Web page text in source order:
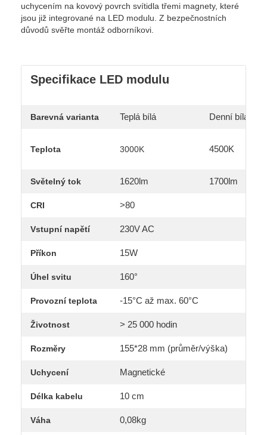
uchycením na kovový povrch svítidla třemi magnety, které
jsou již integrované na LED modulu. Z bezpečnostních
důvodů svěřte montáž odborníkovi.
Specifikace LED modulu
Barevná varianta Teplá bílá Denní bílá
Teplota 3000K 4500K
Světelný tok 1620lm 1700lm
CRI >80
Vstupní napětí 230V AC
Příkon 15W
Úhel svitu 160°
Provozní teplota -15°C až max. 60°C
Životnost > 25 000 hodin
Rozměry 155*28 mm (průměr/výška)
Uchycení Magnetické
Délka kabelu 10 cm
Váha 0,08kg